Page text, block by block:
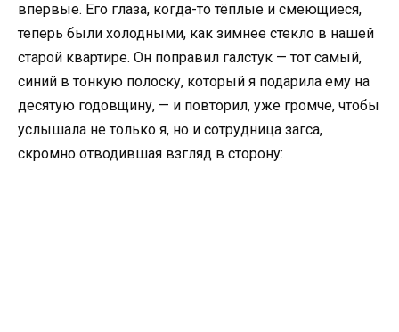
впервые. Его глаза, когда-то тёплые и смеющиеся,
теперь были холодными, как зимнее стекло в нашей
старой квартире. Он поправил галстук — тот самый,
синий в тонкую полоску, который я подарила ему на
десятую годовщину, — и повторил, уже громче, чтобы
услышала не только я, но и сотрудница загса,
скромно отводившая взгляд в сторону: